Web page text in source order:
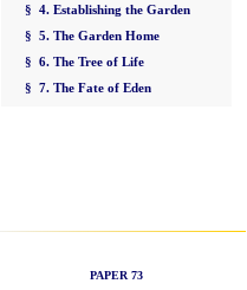
§ 4. Establishing the Garden
§ 5. The Garden Home
§ 6. The Tree of Life
§ 7. The Fate of Eden
PAPER 73